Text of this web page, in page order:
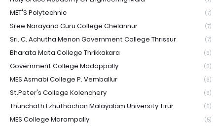
MET'S Polytechnic (7)
Sree Narayana Guru College Chelannur (7)
Sri. C. Achutha Menon Government College Thrissur (7)
Bharata Mata College Thrikkakara (6)
Government College Madappally (6)
MES Asmabi College P. Vemballur (6)
St.Peter's College Kolenchery (6)
Thunchath Ezhuthachan Malayalam University Tirur (6)
MES College Marampally (5)